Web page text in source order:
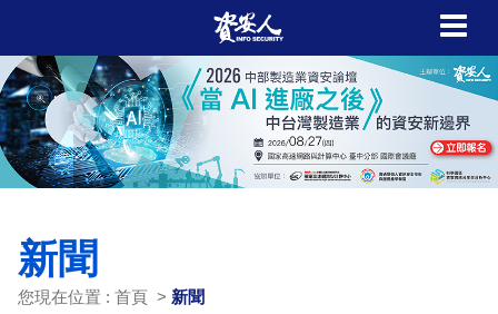
新聞
您現在位置 : 首頁 > 新聞